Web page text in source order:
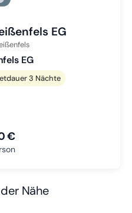
Zu Slide 3 wechseln
EG
EG
3 Nächte
€
Nähe